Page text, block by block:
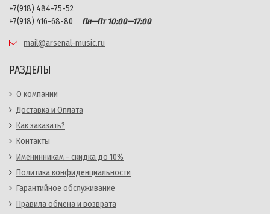
+7(918) 484-75-52
+7(918) 416-68-80
Пн—Пт 10:00—17:00
mail@arsenal-music.ru
РАЗДЕЛЫ
О компании
Доставка и Оплата
Как заказать?
Контакты
Именинникам - скидка до 10%
Политика конфиденциальности
Гарантийное обслуживание
Правила обмена и возврата